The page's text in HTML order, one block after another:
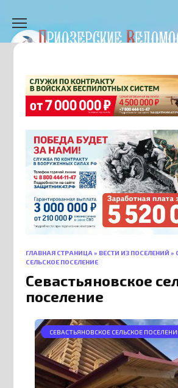
содержанию
ГЛАВНАЯ СТРАНИЦА » ВЕСТИ ИЗ ПОСЕЛЕНИЙ »
СЕЛЬСКОЕ ПОСЕЛЕНИЕ
Севастьяновское
поселение
СЕВАСТЬЯНОВСКОЕ СЕЛЬСКОЕ